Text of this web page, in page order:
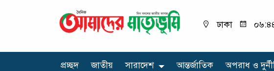
ঢাকা
প্রচ্ছদ জাতীয় সারাদেশ আন্তর্জাতিক অপরাধ ‍ও